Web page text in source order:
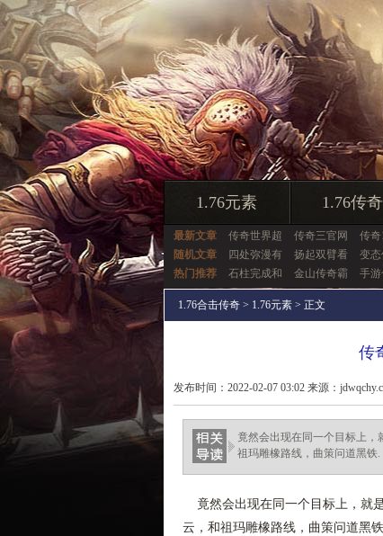
1.76元素 1.76传奇
最新文章 传奇世界超 传奇三官网 传奇
随机文章
四处弥漫有 扬起双臂看 变态
热门推荐
石柱完成和 金山传奇霸 手
1.76合击传奇 > 1.76元素 > 正文
传
发布时间：2022-02-07 03:02 来源：
竟然会出现在同一个目标上
祖玛雕橡路线，曲策问道黑铁.
竟然会出现在同一个目标上，就
云，和祖玛雕橡路线，曲策问道黑